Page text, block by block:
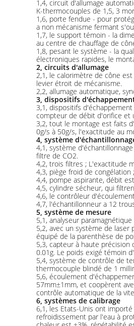
1,4, circuit d'allumage
K-thermocouples de 1,5, 3
1,6, porte fendue - pour
a non mécanisme fermant
1,7, le support témoin - la
au centre de chauffage de
1,8, pesant le système - la
électroniques rapides, le
2, circuits d'allumage
2,1, le calorimètre de cône
levier étroit de mécanisme.
2,2, allumage automatique,
3, dispositifs
3,1, dispositifs
compteur de débit d'orifice et
3,2, tout le montage est faits
0g/s à 50g/s, l'exactitude au
4, système
4,1, système
filtre de CO2.
4,2, trois filtres ; L'exactitude
4,3, piège froid de
4,4, pompe aspirante, débit
4,5, cylindre sécheur, qui
4,6, le contrôleur
4,7, l'échantillonneur a 12
5, système de mesure
5,1, analyseur
5,2, avec un système de
équipé de la parenthèse de
5,3, capteur à haute
0.01g. Le poids exigé témoin
5,4, système de contrôle de
thermocouple blindé de 1
5,6, écoulement
57mm±1mm, et coopèrent
contrôle automatique de la
6, systèmes de calibrage
6,1, les Etats-Unis ont
refroidissement par l'eau à